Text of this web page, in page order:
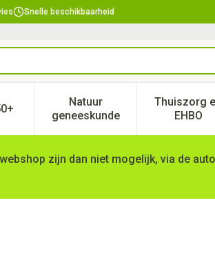
Snelle beschikbaarheid
categorieen kinderen categorie
submenu voor Vitaliteit 50+ categorie
Natuur
geneeskunde
Toon submenu voor
Thuiszorg
EHBO
zijn dan niet mogelijk, via de